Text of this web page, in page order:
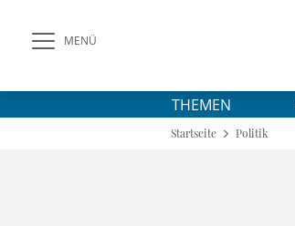
MENÜ
THEMEN
Startseite Politik